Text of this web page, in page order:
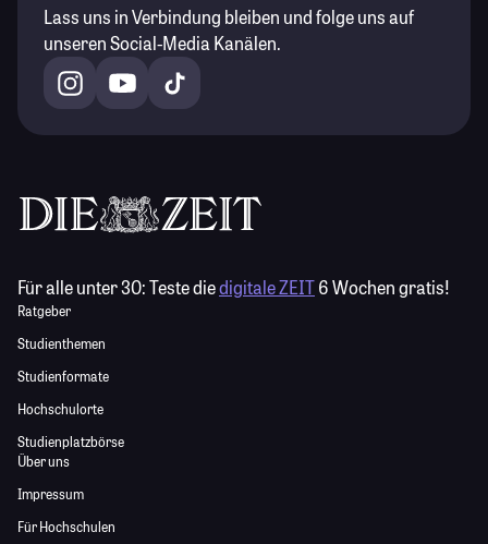
Lass uns in Verbindung bleiben und folge uns auf
unseren Social-Media Kanälen.
Für alle unter 30:Teste diedigitale ZEIT6 Wochen gratis!
Ratgeber
Studienthemen
Studienformate
Hochschulorte
Studienplatzbörse
Über uns
Impressum
Für Hochschulen